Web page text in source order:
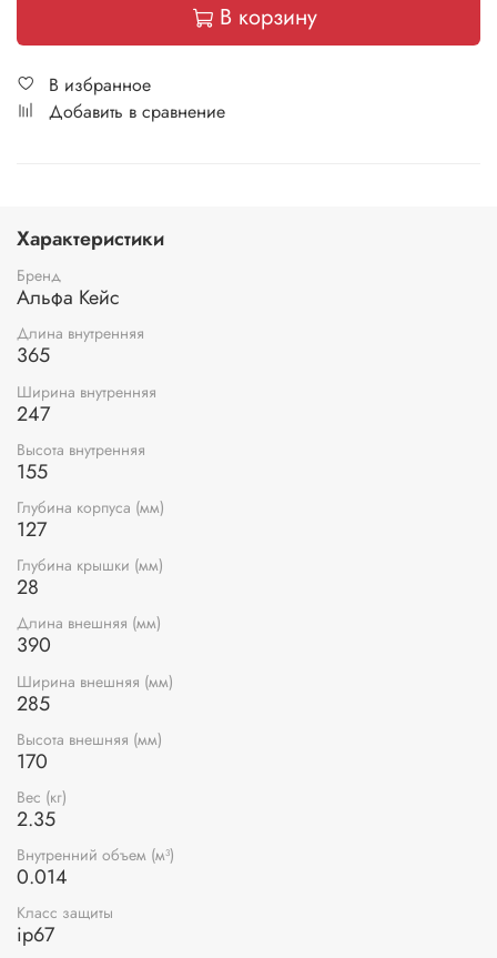
В корзину
В избранное
Добавить в сравнение
Характеристики
Бренд
Альфа Кейс
Длина внутренняя
365
Ширина внутренняя
247
Высота внутренняя
155
Глубина корпуса (мм)
127
Глубина крышки (мм)
28
Длина внешняя (мм)
390
Ширина внешняя (мм)
285
Высота внешняя (мм)
170
Вес (кг)
2.35
Внутренний объем (м³)
0.014
Класс защиты
ip67